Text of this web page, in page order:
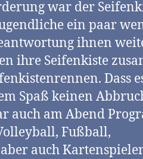
war der
ein paar
ihnen
ihre Seifenkiste
Dass
Spaß keinen
auch am Abend
Fußball,
auch